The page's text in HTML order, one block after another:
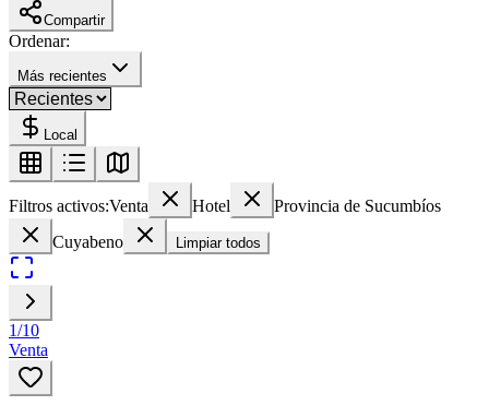
Compartir
Ordenar:
Más recientes
Local
Filtros activos:Venta Hotel
Provincia de Sucumbíos
Cuyabeno
Limpiar todos
1/10
Venta